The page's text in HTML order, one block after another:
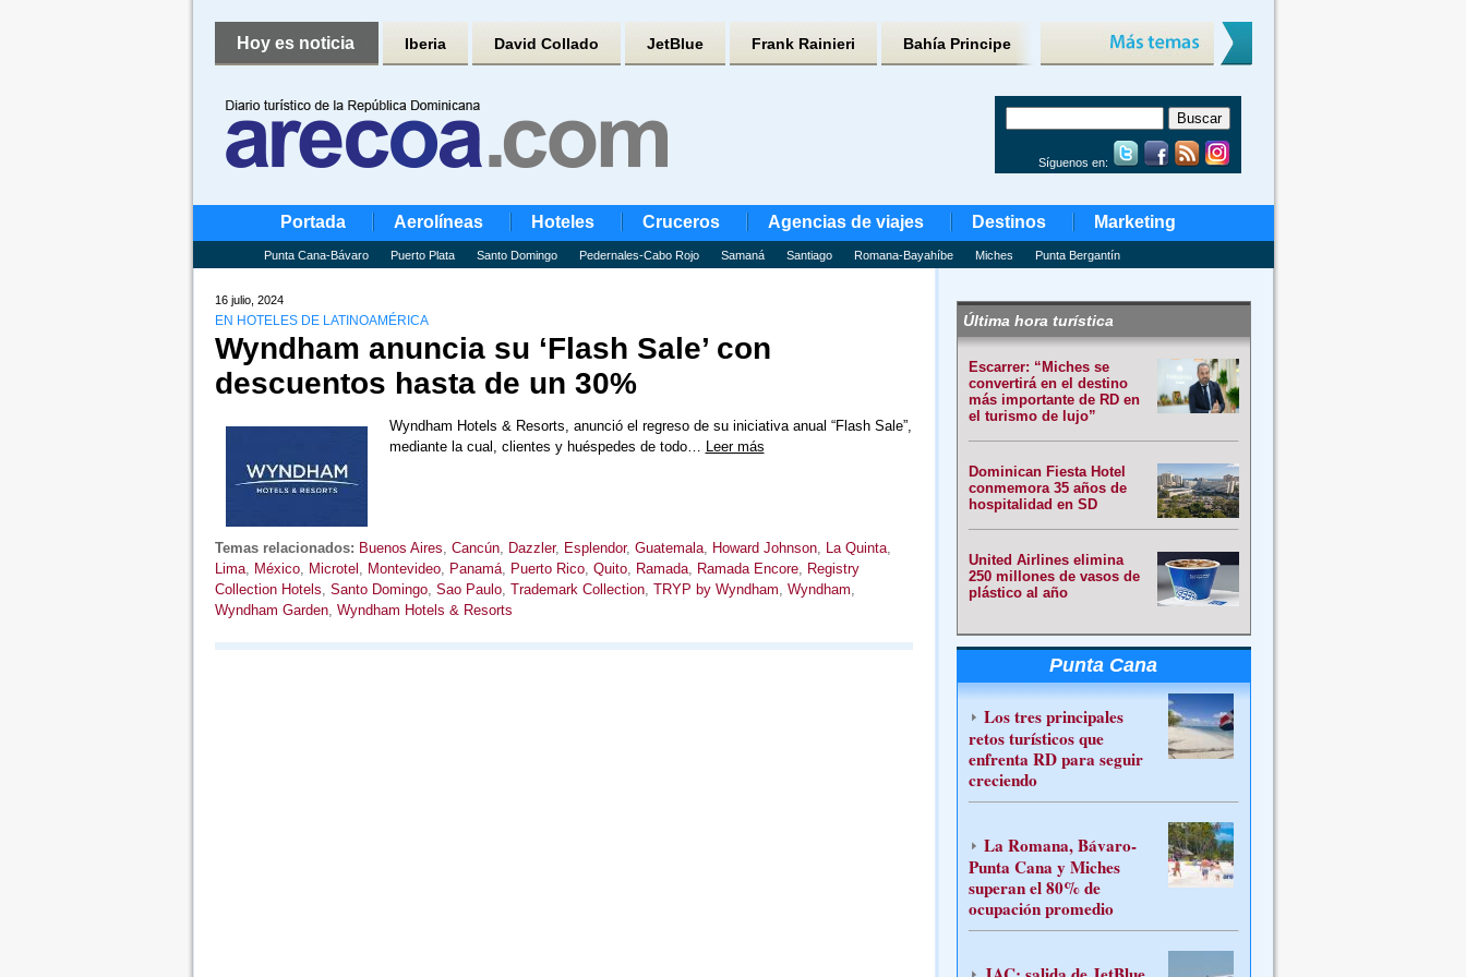
Hoy es noticia Iberia David Collado JetBlue Frank Rainieri Bahía Principe
Síguenos en:
Portada Aerolíneas Hoteles Cruceros Agencias de viajes Destinos Marketing
Punta Cana-Bávaro Puerto Plata Santo Domingo Pedernales-Cabo Rojo Samaná Santiago Romana-Bayahíbe Miches Punta Bergantín
16 julio, 2024
EN HOTELES DE LATINOAMÉRICA
Wyndham anuncia su ‘Flash Sale’ con
descuentos hasta de un 30%
Wyndham Hotels & Resorts, anunció el regreso de su iniciativa anual “Flash Sale”,
mediante la cual, clientes y huéspedes de todo… Leer más
Temas relacionados: Buenos Aires, Cancún, Dazzler, Esplendor, Guatemala, Howard Johnson, La Quinta,
Lima, México, Microtel , Montevideo, Panamá, Puerto Rico, Quito, Ramada, Ramada Encore, Registry
Collection Hotels, Santo Domingo, Sao Paulo, Trademark Collection, TRYP by Wyndham, Wyndham,
Wyndham Garden, Wyndham Hotels & Resorts
Última hora turística
Escarrer: “Miches se
convertirá en el destino
más importante de RD en
el turismo de lujo”
Dominican Fiesta Hotel
conmemora 35 años de
hospitalidad en SD
United Airlines elimina
250 millones de vasos de
plástico al año
Punta Cana
Los tres principales
retos turísticos que
enfrenta RD para seguir
creciendo
La Romana, Bávaro-
Punta Cana y Miches
superan el 80% de
ocupación promedio